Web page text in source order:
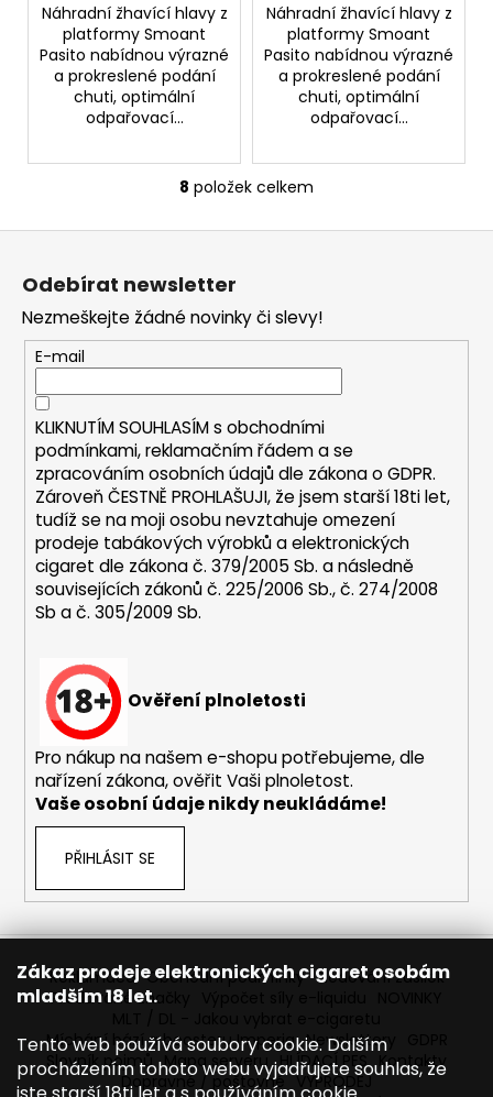
Zákaz prodeje elektronických cigaret osobám
mladším 18 let.
Tento web používá soubory cookie. Dalším
procházením tohoto webu vyjadřujete souhlas, že
Náhradní žhavící hlavy z
platformy Smoant
Pasito nabídnou výrazné
a prokreslené podání
chuti, optimální
odpařovací...
Náhradní žhavící hlavy z
platformy Smoant
Pasito nabídnou výrazné
a prokreslené podání
chuti, optimální
odpařovací...
O
v
a
c
í
p
r
v
k
y
v
ý
p
i
8 položek celkem
Z
Odebírat newsletter
Nezmeškejte žádné novinky či slevy!
E-mail
KLIKNUTÍM SOUHLASÍM s obchodními
podmínkami,reklamačním řádem a se
zpracováním osobních údajů dle zákona oGDPR.
Zároveň ČESTNĚ PROHLAŠUJI, že jsem starší 18ti let,
tudíž se na moji osobu nevztahuje omezení
prodeje tabákových výrobků a elektronických
cigaret dle zákona č. 379/2005 Sb. a následně
souvisejících zákonů č. 225/2006 Sb., č. 274/2008
Sb a č. 305/2009 Sb.
Ověření plnoletosti
Pro nákup na našem e-shopu potřebujeme, dle
nařízení zákona, ověřit Vaši plnoletost.
Vaše osobní údaje nikdy neukládáme!
PŘIHLÁSIT SE
Reklamace Obchodní podmínky Sledování zásilek
Prodávané značky
Míchání bází a boosteru Imperia Newslettery
Slovník pojmů Mapa serveru HLÍDACÍ PES Kontakty
Dopravné / poštovné VÝPRODEJ